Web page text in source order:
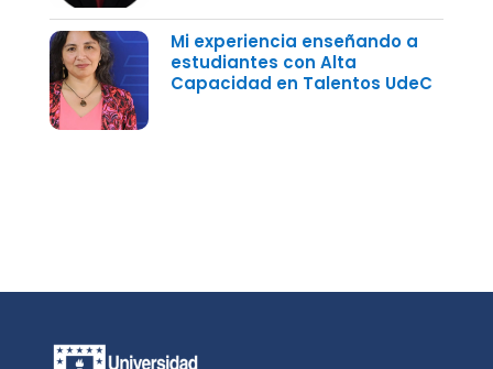
Mi experiencia enseñando a
estudiantes con Alta
Capacidad en Talentos UdeC